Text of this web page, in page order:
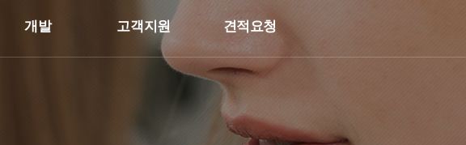
개발 고객지원 견적요청